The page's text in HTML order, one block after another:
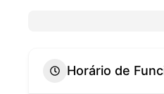
Horário de